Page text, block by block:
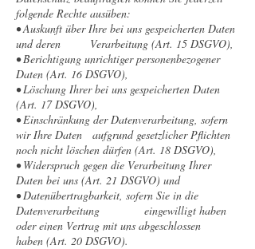
folgende Rechte ausüben:
• Auskunft über Ihre bei uns gespeicherten Daten
und deren Verarbeitung (Art. 15 DSGVO),
• Berichtigung unrichtiger personenbezogener
Daten (Art. 16 DSGVO),
• Löschung Ihrer bei uns gespeicherten Daten
(Art. 17 DSGVO),
• Einschränkung der Datenverarbeitung, sofern
wir Ihre Daten aufgrund gesetzlicher Pflichten
noch nicht löschen dürfen (Art. 18 DSGVO),
• Widerspruch gegen die Verarbeitung Ihrer
Daten bei uns (Art. 21 DSGVO) und
• Datenübertragbarkeit, sofern Sie in die
Datenverarbeitung eingewilligt haben
oder einen Vertrag mit uns abgeschlossen
haben (Art. 20 DSGVO).